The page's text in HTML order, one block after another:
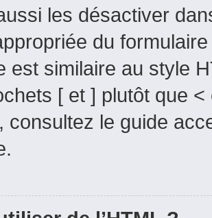
les désactiver
du
est similaire au style
[ et ] plutôt que
consultez le guide